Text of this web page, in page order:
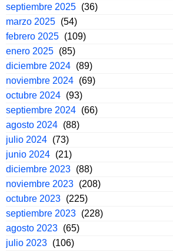
septiembre 2025 (36)
marzo 2025 (54)
febrero 2025 (109)
enero 2025 (85)
diciembre 2024 (89)
noviembre 2024 (69)
octubre 2024 (93)
septiembre 2024 (66)
agosto 2024 (88)
julio 2024 (73)
junio 2024 (21)
diciembre 2023 (88)
noviembre 2023 (208)
octubre 2023 (225)
septiembre 2023 (228)
agosto 2023 (65)
julio 2023 (106)